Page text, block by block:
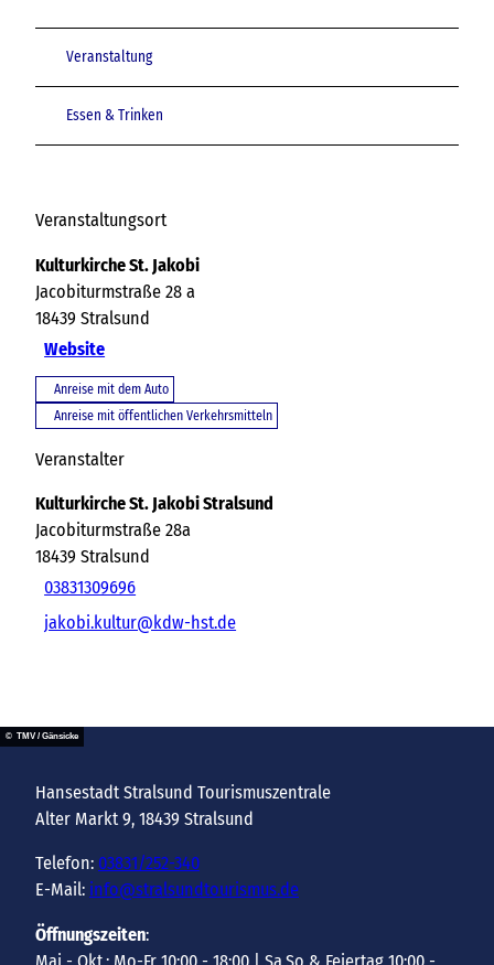
Veranstaltung
Essen & Trinken
Veranstaltungsort
Kulturkirche St. Jakobi
Jacobiturmstraße 28 a
18439 Stralsund
Website
Anreise mit dem Auto
Anreise mit öffentlichen Verkehrsmitteln
Veranstalter
Kulturkirche St. Jakobi Stralsund
Jacobiturmstraße 28a
18439 Stralsund
03831309696
jakobi.kultur@kdw-hst.de
© TMV / Gänsicke
Hansestadt Stralsund Tourismuszentrale
Alter Markt 9, 18439 Stralsund
Telefon: 03831/252-340
E-Mail: info@stralsundtourismus.de
Öffnungszeiten:
Mai - Okt.: Mo-Fr 10:00 - 18:00 | Sa,So & Feiertag 10:00 -